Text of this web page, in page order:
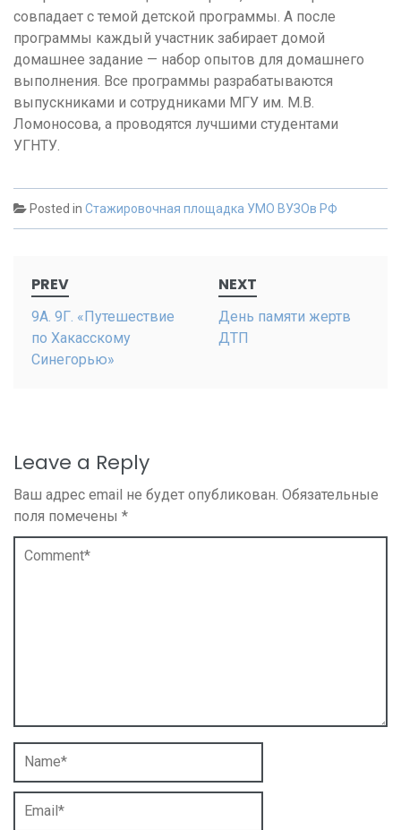
совпадает с темой детской программы. А после
программы каждый участник забирает домой
домашнее задание — набор опытов для домашнего
выполнения. Все программы разрабатываются
выпускниками и сотрудниками МГУ им. М.В.
Ломоносова, а проводятся лучшими студентами
УГНТУ.
Posted in Стажировочная площадка УМО ВУЗОв РФ
navigation
PREV
9A. 9Г. «Путешествие
по Хакасскому
Синегорью»
NEXT
День памяти жертв
ДТП
Leave a Reply
Ваш адрес email не будет опубликован. Обязательные
поля помечены *